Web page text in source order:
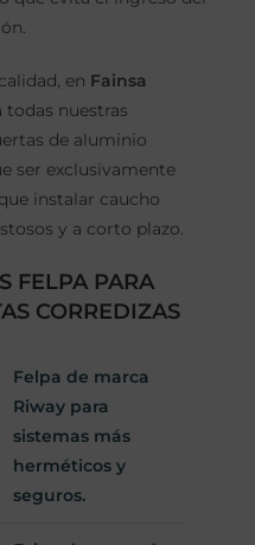
en Fainsa
todas nuestras
de aluminio
ser exclusivamente
instalar caucho
y a corto plazo.
FELPA PARA
CORREDIZAS
Felpa de marca
Riway para
sistemas más
herméticos y
seguros.